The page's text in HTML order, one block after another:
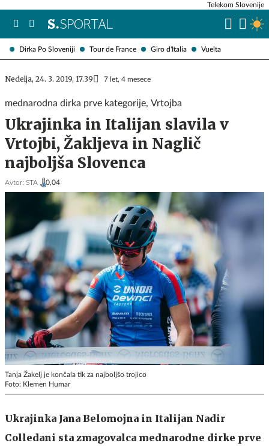
Dirka Po Sloveniji Tour de France Giro d'Italia Vuelta
Telekom Slovenije
Nedelja, 24. 3. 2019, 17.39 7 let, 4 mesece
mednarodna dirka prve kategorije, Vrtojba
Ukrajinka in Italijan slavila v
Vrtojbi, Žakljeva in Naglič
najboljša Slovenca
Avtor: STA , 0,04
Tanja Žakelj je končala tik za najboljšo trojico
Foto: Klemen Humar
Ukrajinka Jana Belomojna in Italijan Nadir
Colledani sta zmagovalca mednarodne dirke prve